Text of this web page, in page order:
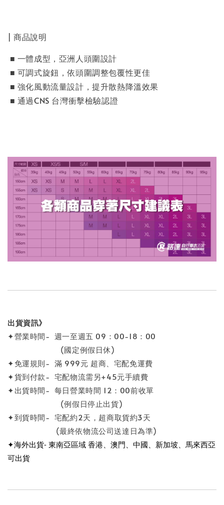
| 商品說明
■ 一體成型，亞洲人頭圍設計
■ 可調式旋鈕，依頭圍調整包覆性更佳
■ 強化風動流量設計，提升散熱降溫效果
■ 通過CNS 台灣衝擊檢驗認證
出貨資訊》
✦營業時間- 週一至週五 09：00-18：00
(國定例假日休)
✦免運規則- 滿 999元 超商、宅配免運費
✦貨到付款- 宅配物流需另+45元手續費
✦出貨時間- 每日營業時間 12：00前收單
(例假日停止出貨)
✦到貨時間- 宅配約2天，超商取貨約3天
(最終依物流公司送達日為準)
✦海外出貨- 東南亞區域 香港、澳門、中國、新加坡、馬來西亞
可出貨